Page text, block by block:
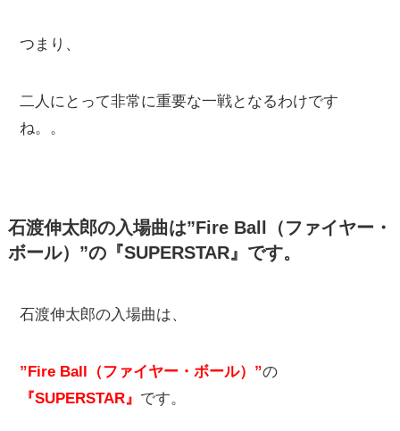
つまり、
二人にとって非常に重要な一戦となるわけです
ね。。
石渡伸太郎の入場曲は”Fire Ball（ファイヤー・
ボール）”の『SUPERSTAR』です。
石渡伸太郎の入場曲は、
”Fire Ball（ファイヤー・ボール）”の
『SUPERSTAR』 です。